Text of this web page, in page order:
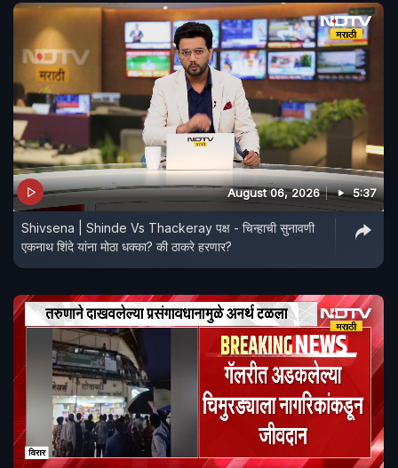
August 06, 2026 5:37
Shivsena | Shinde Vs Thackeray पक्ष - चिन्हाची सुनावणी
एकनाथ शिंदे यांना मोठा धक्का? की ठाकरे हरणार?